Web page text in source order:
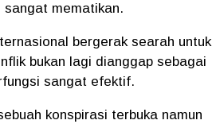
mematikan.
bergerak searah untuk
bukan lagi dianggap sebagai
sangat efektif.
konspirasi terbuka namun